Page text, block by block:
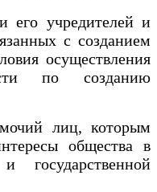
учредителей и
с созданием
осуществления
по созданию
лиц, которым
общества в
государственной